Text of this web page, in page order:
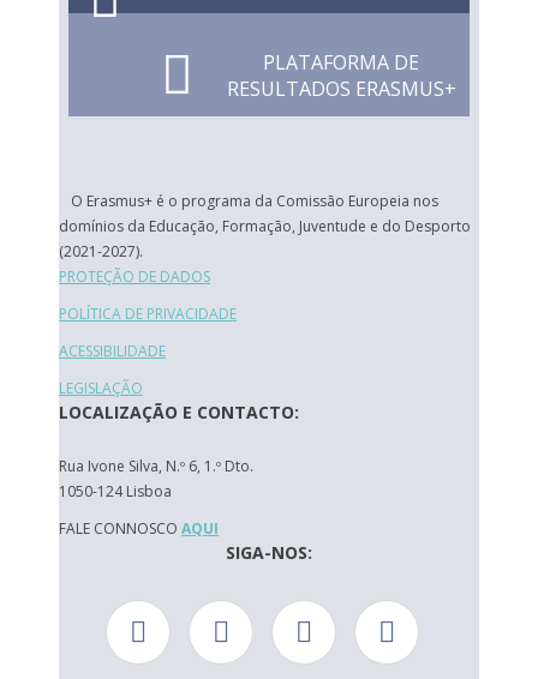
PLATAFORMA DE
RESULTADOS ERASMUS+
O Erasmus+ é o programa da Comissão Europeia nos
domínios da Educação, Formação, Juventude e do Desporto
(2021-2027).
PROTEÇÃO DE DADOS
POLÍTICA DE PRIVACIDADE
ACESSIBILIDADE
LEGISLAÇÃO
LOCALIZAÇÃO E CONTACTO:
Rua Ivone Silva, N.º 6, 1.º Dto.
1050-124 Lisboa
FALE CONNOSCO AQUI
SIGA-NOS: